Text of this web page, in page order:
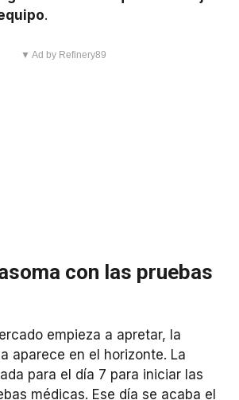
.
▼ Ad by Refinery89
con las pruebas
empieza a apretar, la
aparece en el horizonte. La
para el día 7 para iniciar las
médicas. Ese día se acaba el